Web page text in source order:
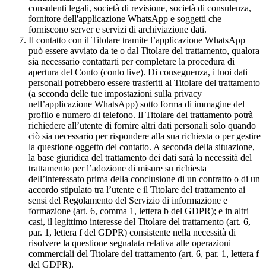
consulenti legali, società di revisione, società di consulenza,
fornitore dell'applicazione WhatsApp e soggetti che
forniscono server e servizi di archiviazione dati.
Il contatto con il Titolare tramite l’applicazione WhatsApp
può essere avviato da te o dal Titolare del trattamento, qualora
sia necessario contattarti per completare la procedura di
apertura del Conto (conto live). Di conseguenza, i tuoi dati
personali potrebbero essere trasferiti al Titolare del trattamento
(a seconda delle tue impostazioni sulla privacy
nell’applicazione WhatsApp) sotto forma di immagine del
profilo e numero di telefono. Il Titolare del trattamento potrà
richiedere all’utente di fornire altri dati personali solo quando
ciò sia necessario per rispondere alla sua richiesta o per gestire
la questione oggetto del contatto. A seconda della situazione,
la base giuridica del trattamento dei dati sarà la necessità del
trattamento per l’adozione di misure su richiesta
dell’interessato prima della conclusione di un contratto o di un
accordo stipulato tra l’utente e il Titolare del trattamento ai
sensi del Regolamento del Servizio di informazione e
formazione (art. 6, comma 1, lettera b del GDPR); e in altri
casi, il legittimo interesse del Titolare del trattamento (art. 6,
par. 1, lettera f del GDPR) consistente nella necessità di
risolvere la questione segnalata relativa alle operazioni
commerciali del Titolare del trattamento (art. 6, par. 1, lettera f
del GDPR).